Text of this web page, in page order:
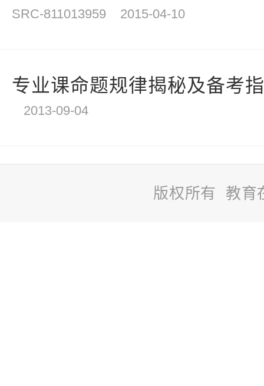
SRC-811013959 2015-04-10
专业课命题规律揭秘及备考
2013-09-04
版权所有 教育